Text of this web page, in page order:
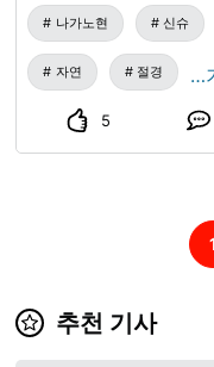
어른들의 물놀이를 즐
돌아와 파에리아 만들
쌀과 함께 끓여냅니다.
무라(豊丘村)가 가진
만끽할 수 있는 가이드
에 맞춰 도요오카무라
만들어 드리오니, 꼭 상담해 주세요! ■
나가노현 신슈
자연 절경 …
5
추천 기사